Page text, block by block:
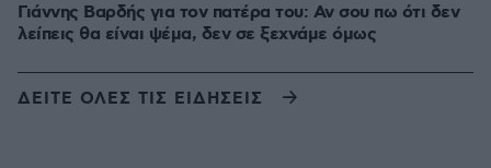
Γιάννης Βαρδής για τον πατέρα του: Αν σου πω ότι δεν
λείπεις θα είναι ψέμα, δεν σε ξεχνάμε όμως
ΔΕΙΤΕ ΟΛΕΣ ΤΙΣ ΕΙΔΗΣΕΙΣ